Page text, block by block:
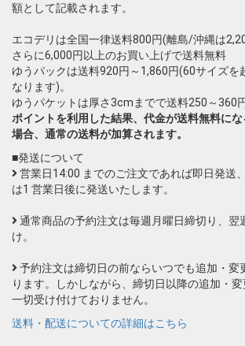
額として記載されます。
エコデリは全国一律送料800円(離島/沖縄は
さらに6,000円以上のお買い上げで送料無料
ゆうパックは送料920円～1,860円(60サイズを
なります)。
ゆうパケットは厚さ3cmまでで送料250～360円
ポイントを利用した結果、代金が送料無料に
場合、通常の送料が加算されます。
■発送について
営業日14:00 までのご注文であれば即日発送
は1 営業日後に発送いたします。
通常商品の予約注文は毎週月曜日締切り、翌
け。
予約注文は締切日の前ならいつでも追加・変
ります。しかしながら、締切日以降の追加・
一切受け付けておりません。
送料・配送についての詳細はこちら